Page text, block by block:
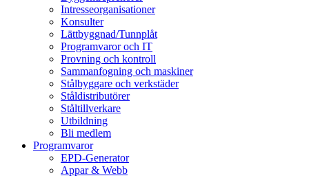
Intresseorganisationer
Konsulter
Lättbyggnad/Tunnplåt
Programvaror och IT
Provning och kontroll
Sammanfogning och maskiner
Stålbyggare och verkstäder
Ståldistributörer
Ståltillverkare
Utbildning
Bli medlem
Programvaror
EPD-Generator
Appar & Webb